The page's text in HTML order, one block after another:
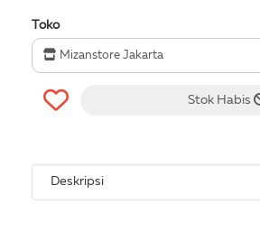
Toko
Mizanstore Jakarta
Stok Habis
Deskripsi